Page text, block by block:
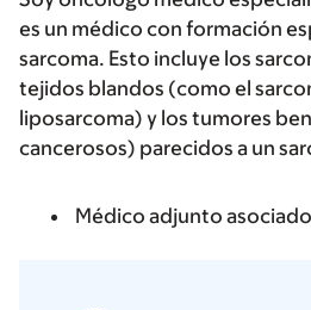
es un médico con formación
sarcoma. Esto incluye los
tejidos blandos (como el
liposarcoma) y los tumores
cancerosos) parecidos a un
Médico adjunto asociado